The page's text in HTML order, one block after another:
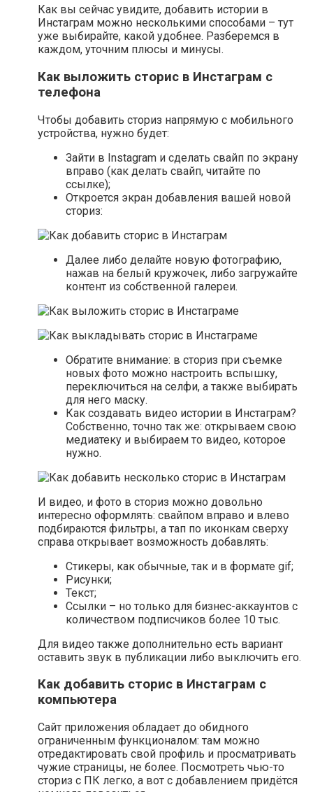
Как вы сейчас увидите, добавить истории в
Инстаграм можно несколькими способами – тут
уже выбирайте, какой удобнее. Разберемся в
каждом, уточним плюсы и минусы.
Как выложить сторис в Инстаграм с
телефона
Чтобы добавить сториз напрямую с мобильного
устройства, нужно будет:
Зайти в Instagram и сделать свайп по экрану
вправо (как делать свайп, читайте по
ссылке);
Откроется экран добавления вашей новой
сториз:
Далее либо делайте новую фотографию,
нажав на белый кружочек, либо загружайте
контент из собственной галереи.
Обратите внимание: в сториз при съемке
новых фото можно настроить вспышку,
переключиться на селфи, а также выбирать
для него маску.
Как создавать видео истории в Инстаграм?
Собственно, точно так же: открываем свою
медиатеку и выбираем то видео, которое
нужно.
И видео, и фото в сториз можно довольно
интересно оформлять: свайпом вправо и влево
подбираются фильтры, а тап по иконкам сверху
справа открывает возможность добавлять:
Стикеры, как обычные, так и в формате gif;
Рисунки;
Текст;
Ссылки – но только для бизнес-аккаунтов с
количеством подписчиков более 10 тыс.
Для видео также дополнительно есть вариант
оставить звук в публикации либо выключить его.
Как добавить сторис в Инстаграм с
компьютера
Сайт приложения обладает до обидного
ограниченным функционалом: там можно
отредактировать свой профиль и просматривать
чужие страницы, не более. Посмотреть чью-то
сториз с ПК легко, а вот с добавлением придётся